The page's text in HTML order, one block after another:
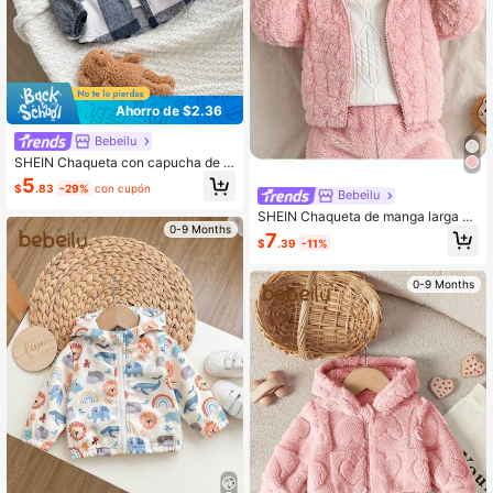
Ahorro de $2.36
Bebeilu
SHEIN Chaqueta con capucha de m
anga larga a cuadros linda para beb
é recién nacida, otoño/invierno
$5.83 -29% con cupón
0-9 Months
Bebeilu
SHEIN Chaqueta de manga larga co
n cuello alto acolchada para bebé r
ecién nacida, otoño e invierno
$7.39 -11%
0-9 Months